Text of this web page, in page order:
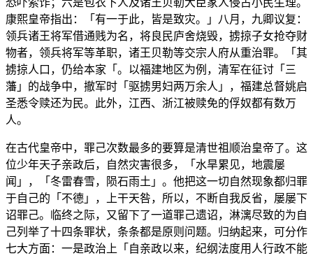
康熙皇帝指出：「有一于此，皆是致灾。」八月，九卿议复：
领兵诸王将军借通贱为名，将良民庐舍烧毁，掳掠子女抢夺财
物者，领兵将军等革职，诸王贝勒等交宗人府从重治罪。「其
掳掠人口，仍给本家「。以福建地区为例，清军在征讨「三
藩」的战争中，撤军时「驱掳男妇两万余人」，福建总督姚启
圣悉令赎还为民。此外，江西、浙江被赎免的俘奴都有数万
人。
在古代皇帝中，罪己次数最多的要算是清世祖顺治皇帝了。这
位少年天子亲政后，自然灾害很多，「水旱累见，地震屡
闻」，「冬雷春雪，陨石雨土」。他把这一切自然现象都归罪
于自己的「不德」，上干天咎，所以，不断自我反省，屡屡下
诏罪己。临终之际，又留下了一道罪己遗诏，淋漓尽致的为自
己列举了十四条罪状，条条都是原则问题。归纳起来，可分作
七大方面：一是政治上「自亲政以来，纪纲法度用人行政不能